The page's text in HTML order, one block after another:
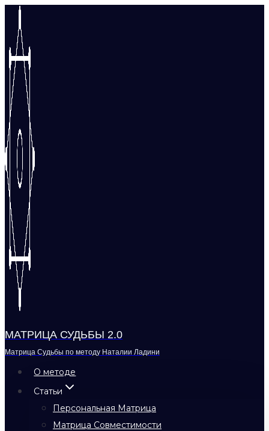
Перейти
содержимому
МАТРИЦА СУДЬБЫ 2.0
Матрица Судьбы по методу Наталии Ладини
О методе
Статьи
Персональная Матрица
Матрица Совместимости